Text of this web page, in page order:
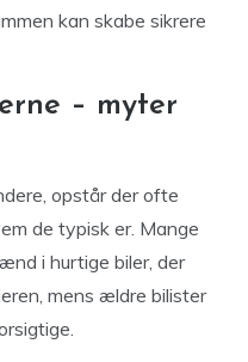
kan skabe sikrere
– myter
opstår der ofte
de typisk er. Mange
i hurtige biler, der
mens ældre bilister